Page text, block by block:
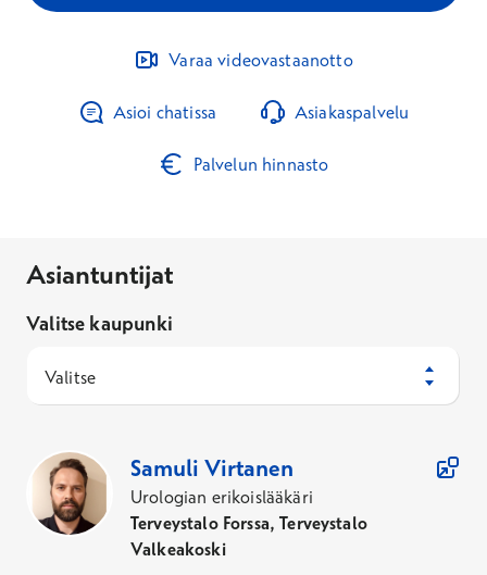
Varaa videovastaanotto
Asioi chatissa Asiakaspalvelu
Palvelun hinnasto
Asiantuntijat
Valitse kaupunki
Valitse
Samuli Virtanen
Urologian erikoislääkäri
Terveystalo Forssa, Terveystalo
Valkeakoski